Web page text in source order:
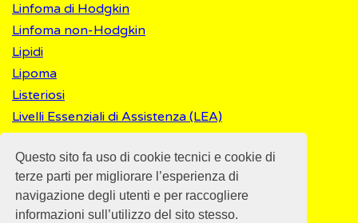
Questo sito fa uso di cookie tecnici e cookie di
terze parti per migliorare l’esperienza di
navigazione degli utenti e per raccogliere
informazioni sull’utilizzo del sito stesso.
Linfoma di Hodgkin
Linfoma non-Hodgkin
Lipidi
Lipoma
Listeriosi
Livelli Essenziali di Assistenza (LEA)
Lupus